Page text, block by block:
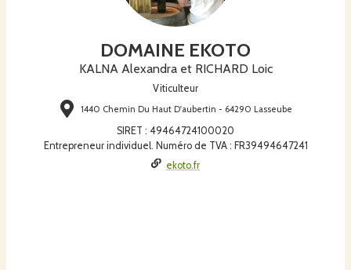
DOMAINE EKOTO
KALNA Alexandra et RICHARD Loic
Viticulteur
1440 Chemin Du Haut D'aubertin - 64290 Lasseube
SIRET : 49464724100020
Entrepreneur individuel. Numéro de TVA : FR39494647241
ekoto.fr